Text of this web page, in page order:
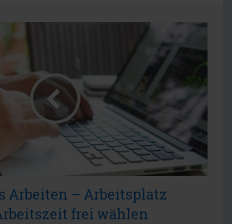
Arbeiten – Arbeitsplatz
frei wählen